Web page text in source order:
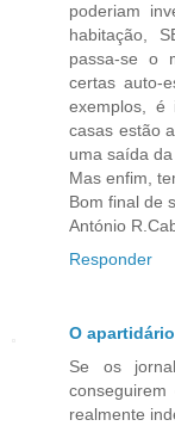
poderiam
habitação,
passa-se o
certas auto-
exemplos, é
casas estão
uma saída
Mas enfim,
Bom final de
António
Responder
O apartidário
Se os
realmente